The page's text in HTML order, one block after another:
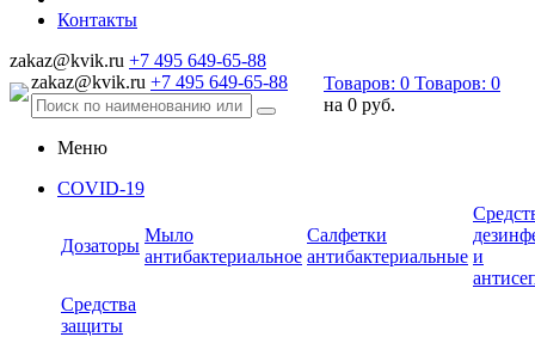
Контакты
zakaz@kvik.ru +7 495 649-65-88
zakaz@kvik.ru +7 495 649-65-88 Товаров: 0 Товаров: 0
на 0 руб.
Меню
COVID-19
Дозаторы
Мыло
антибактериальное
Салфетки
антибактериальные и
Средства
защиты